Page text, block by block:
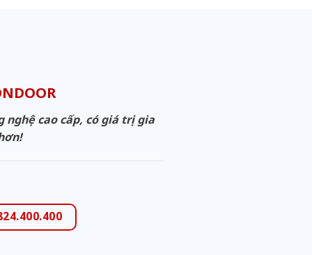
nghệ cao cấp, có giá trị gia